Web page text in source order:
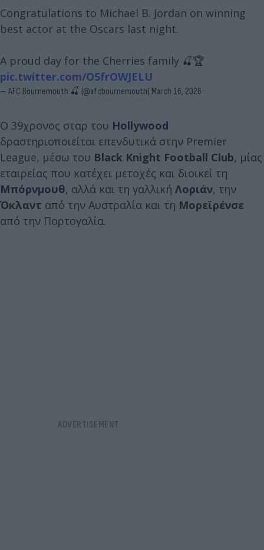
Congratulations to Michael B. Jordan on winning
best actor at the Oscars last night.
A proud day for the Cherries family 🍒🏆
pic.twitter.com/O5frOWJELU
— AFC Bournemouth 🍒 (@afcbournemouth) March 16, 2026
Ο 39χρονος σταρ του Hollywood
δραστηριοποιείται επενδυτικά στην Premier
League, μέσω του Black Knight Football Club, μίας
εταιρείας που κατέχει μετοχές και διοικεί τη
Μπόρνμουθ, αλλά και τη γαλλική Λοριάν, την
Όκλαντ από την Αυστραλία και τη Μορεϊρένσε
από την Πορτογαλία.